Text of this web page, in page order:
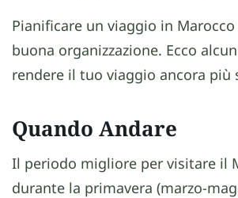
Pianificare un viaggio in
buona organizzazione. Ecco
rendere il tuo viaggio ancora più
Quando Andare
Il periodo migliore per visitare il
durante la primavera (marzo-